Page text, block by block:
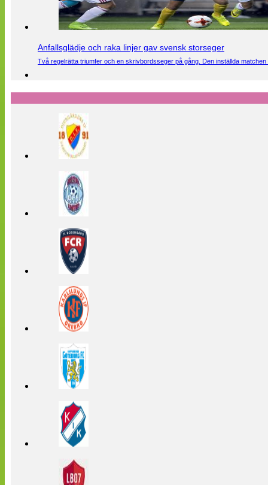
Anfallsglädje och raka linjer gav svensk storseger
Två regelrätta triumfer och en skrivbordsseger på gång. Den inställda